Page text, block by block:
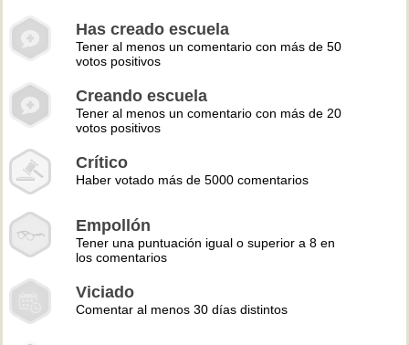
Has creado escuela
Tener al menos un comentario con más de 50
votos positivos
Creando escuela
Tener al menos un comentario con más de 20
votos positivos
Crítico
Haber votado más de 5000 comentarios
Empollón
Tener una puntuación igual o superior a 8 en
los comentarios
Viciado
Comentar al menos 30 días distintos